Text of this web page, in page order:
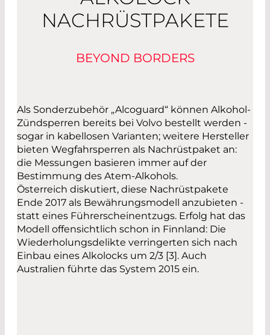
NACHRÜSTPAKETE
BEYOND BORDERS
Als Sonderzubehör „Alcoguard“ können Alkohol-
Zündsperren bereits bei Volvo bestellt werden -
sogar in kabellosen Varianten; weitere Hersteller
bieten Wegfahrsperren als Nachrüstpaket an:
die Messungen basieren immer auf der
Bestimmung des Atem-Alkohols.
Österreich diskutiert, diese Nachrüst­pakete
Ende 2017 als Bewährungsmodell anzubieten -
statt eines Führerscheinentzugs. Erfolg hat das
Modell offensichtlich schon in Finnland: Die
Wiederholungsdelikte verringerten sich nach
Einbau eines Alkolocks um 2/3 [3]. Auch
Australien führte das System 2015 ein.